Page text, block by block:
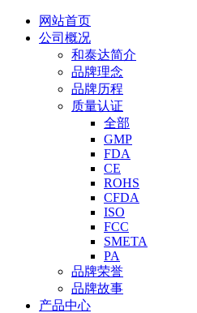
网站首页
公司概况
和泰达简介
品牌理念
品牌历程
质量认证
全部
GMP
FDA
CE
ROHS
CFDA
ISO
FCC
SMETA
PA
品牌荣誉
品牌故事
产品中心